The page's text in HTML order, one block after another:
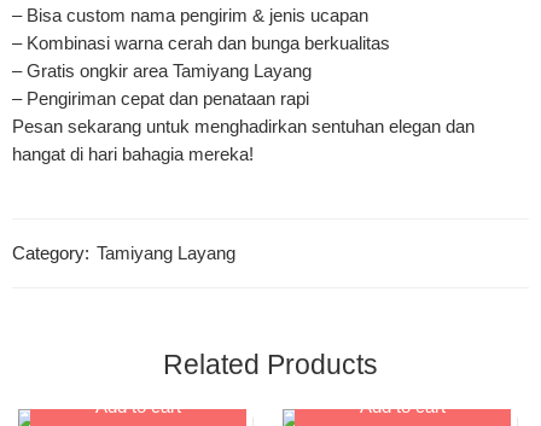
– Bisa custom nama pengirim & jenis ucapan
– Kombinasi warna cerah dan bunga berkualitas
– Gratis ongkir area Tamiyang Layang
– Pengiriman cepat dan penataan rapi
Pesan sekarang untuk menghadirkan sentuhan elegan dan
hangat di hari bahagia mereka!
Category: Tamiyang Layang
Related Products
Add to cart Add to cart